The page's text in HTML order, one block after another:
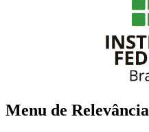
Menu de Relevância